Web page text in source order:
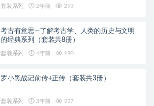
套装系列 2年前 293
考古有意思—了解考古学、人类的历史与文明
的经典系列（套装共8册）
套装系列 4年前 190
罗小黑战记前传+正传（套装共3册）
套装系列 3年前 227